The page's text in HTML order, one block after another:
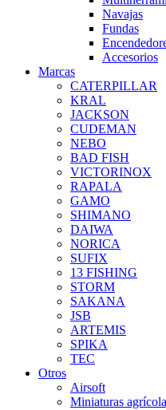
Navajas
Fundas
Accesorios
Marcas
CATERPILLAR
KRAL
JACKSON
CUDEMAN
NEBO
BAD FISH
VICTORINOX
RAPALA
GAMO
SHIMANO
DAIWA
NORICA
SUFIX
13 FISHING
STORM
SAKANA
JSB
ARTEMIS
SPIKA
TEC
Otros
Airsoft
Miniaturas